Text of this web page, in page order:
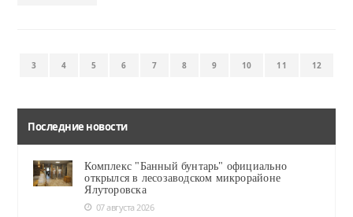
3 4 5 6 7 8 9 10 11 12
Последние новости
Комплекс "Банный бунтарь" официально
открылся в лесозаводском микрорайоне
Ялуторовска
07 августа 2026